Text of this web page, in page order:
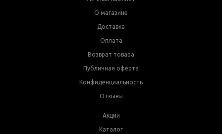
О магазине
Доставка
Оплата
Возврат товара
Публичная оферта
Конфиденциальность
Отзывы
Акции
Каталог